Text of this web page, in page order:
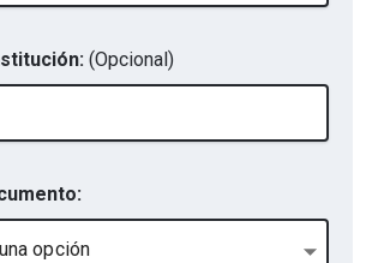
(Opcional)
opción